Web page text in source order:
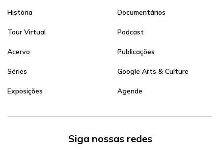
História
Tour Virtual
Acervo
Séries
Exposições
Documentários
Podcast
Publicações
Google Arts & Culture
Agende
Siga nossas redes